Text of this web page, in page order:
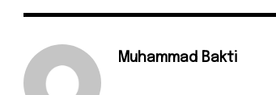
Muhammad Bakti